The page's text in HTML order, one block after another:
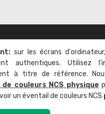
sur les écrans
authentiques. Utilisez
à titre de référence.
couleurs NCS physique
un éventail de couleurs NCS